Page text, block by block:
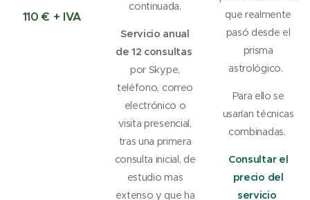
110 € + IVA
continuada.
Servicio anual
de 12 consultas
por Skype,
teléfono, correo
electrónico o
visita presencial,
tras una primera
consulta inicial, de
estudio mas
extenso y que ha
que realmente
pasó desde el
prisma
astrológico.
Para ello se
usarían técnicas
combinadas.
Consultar el
precio del
servicio